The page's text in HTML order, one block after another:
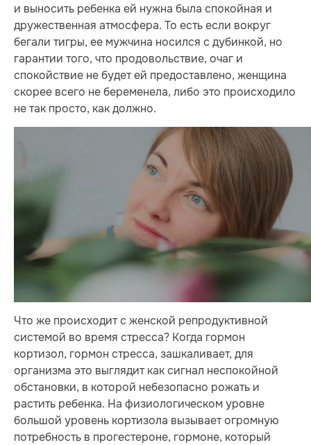
и выносить ребенка ей нужна была спокойная и
дружественная атмосфера. То есть если вокруг
бегали тигры, ее мужчина носился с дубинкой, но
гарантии того, что продовольствие, очаг и
спокойствие не будет ей предоставлено, женщина
скорее всего не беременела, либо это происходило
не так просто, как должно.
Что же происходит c женской репродуктивной
системой во время стресса? Когда гормон
кортизол, гормон стресса, зашкаливает, для
организма это выглядит как сигнал неспокойной
обстановки, в которой небезопасно рожать и
растить ребенка. На физиологическом уровне
большой уровень кортизола вызывает огромную
потребность в прогестероне, гормоне, который